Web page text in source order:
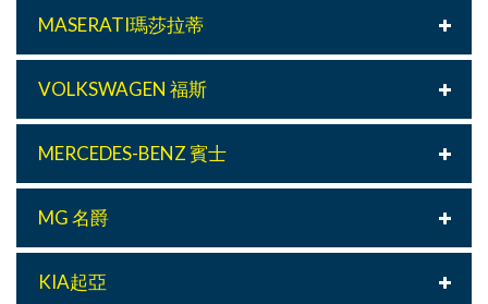
MASERATI瑪莎拉蒂
VOLKSWAGEN 福斯
MERCEDES-BENZ 賓士
MG 名爵
KIA起亞